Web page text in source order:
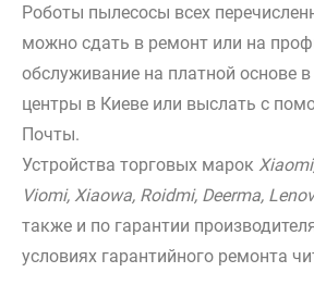
Роботы пылесосы всех
можно сдать в ремонт или на
обслуживание на платной основе
центры в Киеве или выслать с
Почты.
Устройства торговых марок
Viomi, Xiaowa, Roidmi, Deerma,
также и по гарантии
условиях гарантийного ремонта